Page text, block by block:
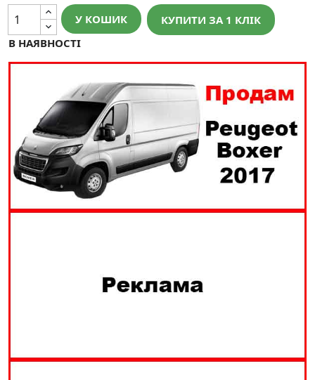
У КОШИК
КУПИТИ ЗА 1 КЛIК
В НАЯВНОСТІ